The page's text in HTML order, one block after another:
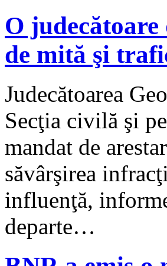
O
de mită şi
Judecătoarea
Secţia civilă şi
mandat de
săvârşirea
influenţă,
departe…